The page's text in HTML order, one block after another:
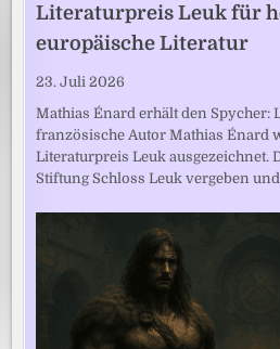
Literaturpreis Leuk für
europäische Literatur
23. Juli 2026
Mathias Énard erhält den Spycher:
französische Autor Mathias Énard
Literaturpreis Leuk ausgezeichnet.
Stiftung Schloss Leuk vergeben